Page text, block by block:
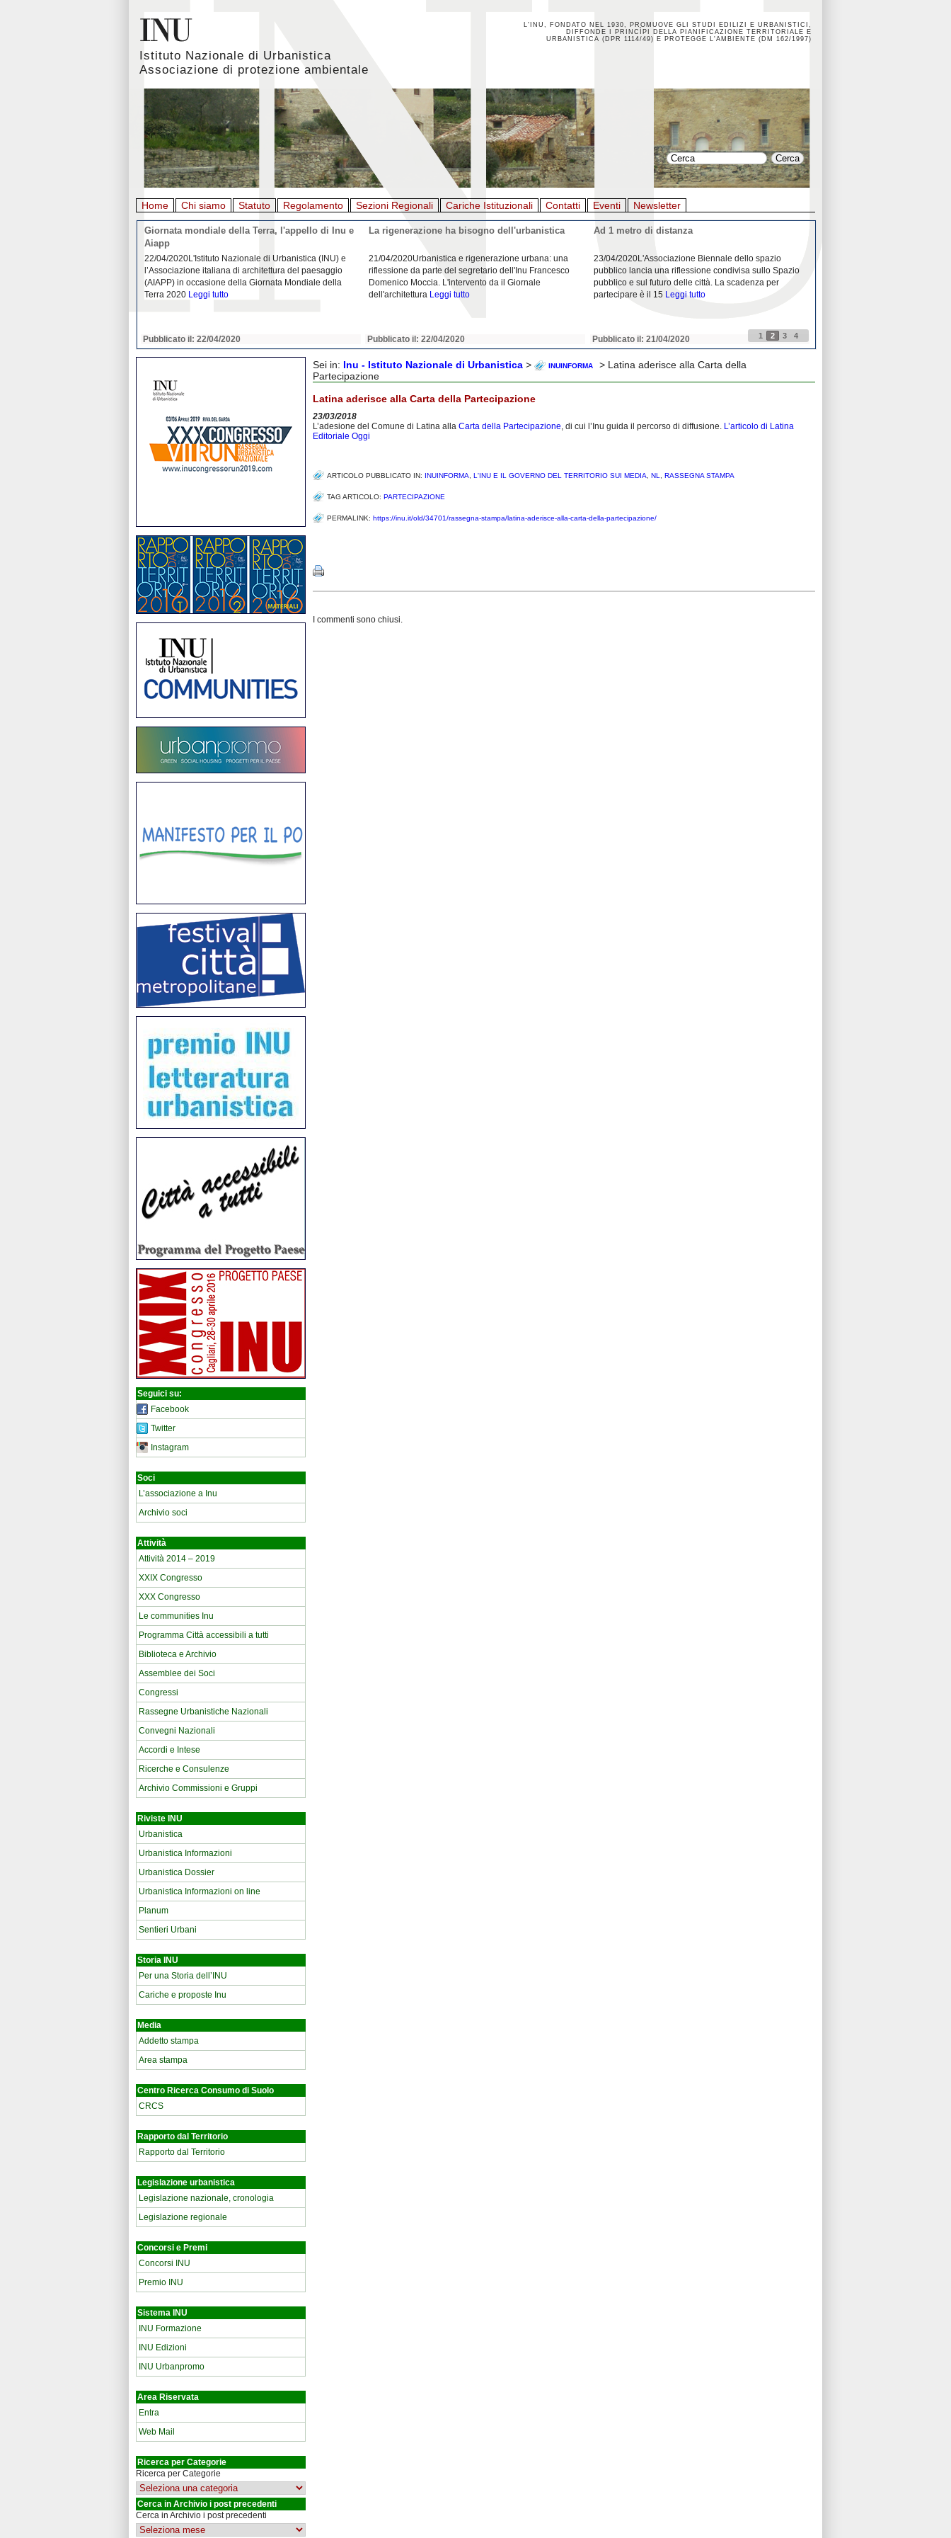
Istituto Nazionale di Urbanistica
Associazione di protezione ambientale
L'INU, FONDATO NEL 1930, PROMUOVE GLI STUDI EDILIZI E URBANISTICI,
DIFFONDE I PRINCÌPI DELLA PIANIFICAZIONE TERRITORIALE E
URBANISTICA (DPR 1114/49) E PROTEGGE L'AMBIENTE (DM 162/1997)
Home Chi siamo Statuto Regolamento Sezioni Regionali Cariche Istituzionali Contatti Eventi Newsletter
Giornata mondiale della Terra, l'appello di Inu e
Aiapp
22/04/2020L'Istituto Nazionale di Urbanistica (INU) e
l’Associazione italiana di architettura del paesaggio
(AIAPP) in occasione della Giornata Mondiale della
Terra 2020 Leggi tutto
Pubblicato il: 22/04/2020
La rigenerazione ha bisogno dell'urbanistica
21/04/2020Urbanistica e rigenerazione urbana: una
riflessione da parte del segretario dell'Inu Francesco
Domenico Moccia. L'intervento da il Giornale
dell'architettura Leggi tutto
Pubblicato il: 22/04/2020
Ad 1 metro di distanza
23/04/2020L'Associazione Biennale dello spazio
pubblico lancia una riflessione condivisa sullo Spazio
pubblico e sul futuro delle città. La scadenza per
partecipare è il 15 Leggi tutto
Pubblicato il: 21/04/2020 1 2 3 4
Seguici su:
Facebook
Twitter
Instagram
Soci
L’associazione a Inu
Archivio soci
Attività
Attività 2014 – 2019
XXIX Congresso
XXX Congresso
Le communities Inu
Programma Città accessibili a tutti
Biblioteca e Archivio
Assemblee dei Soci
Congressi
Rassegne Urbanistiche Nazionali
Convegni Nazionali
Accordi e Intese
Ricerche e Consulenze
Archivio Commissioni e Gruppi
Riviste INU
Urbanistica
Urbanistica Informazioni
Urbanistica Dossier
Urbanistica Informazioni on line
Planum
Sentieri Urbani
Storia INU
Per una Storia dell’INU
Cariche e proposte Inu
Media
Addetto stampa
Area stampa
Centro Ricerca Consumo di Suolo
CRCS
Rapporto dal Territorio
Rapporto dal Territorio
Legislazione urbanistica
Legislazione nazionale, cronologia
Legislazione regionale
Concorsi e Premi
Concorsi INU
Premio INU
Sistema INU
INU Formazione
INU Edizioni
INU Urbanpromo
Area Riservata
Entra
Web Mail
Ricerca per Categorie
Ricerca per Categorie
Cerca in Archivio i post precedenti
Cerca in Archivio i post precedenti
Sei in: Inu - Istituto Nazionale di Urbanistica > INUINFORMA
> Latina aderisce alla Carta della
Partecipazione
Latina aderisce alla Carta della Partecipazione
23/03/2018
L’adesione del Comune di Latina alla Carta della Partecipazione, di cui l’Inu guida il percorso di diffusione. L’articolo di Latina
Editoriale Oggi
ARTICOLO PUBBLICATO IN: INUINFORMA L'INU E IL GOVERNO DEL TERRITORIO SUI MEDIA NL RASSEGNA STAMPA
TAG ARTICOLO: PARTECIPAZIONE
PERMALINK: https://inu.it/old/34701/rassegna-stampa/latina-aderisce-alla-carta-della-partecipazione/
I commenti sono chiusi.